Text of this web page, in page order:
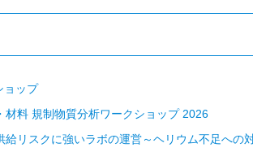
ョップ
材料 規制物質分析ワークショップ 2026
給リスクに強いラボの運営～ヘリウム不足への